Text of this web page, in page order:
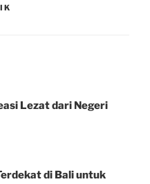
Lezat dari Negeri
di Bali untuk